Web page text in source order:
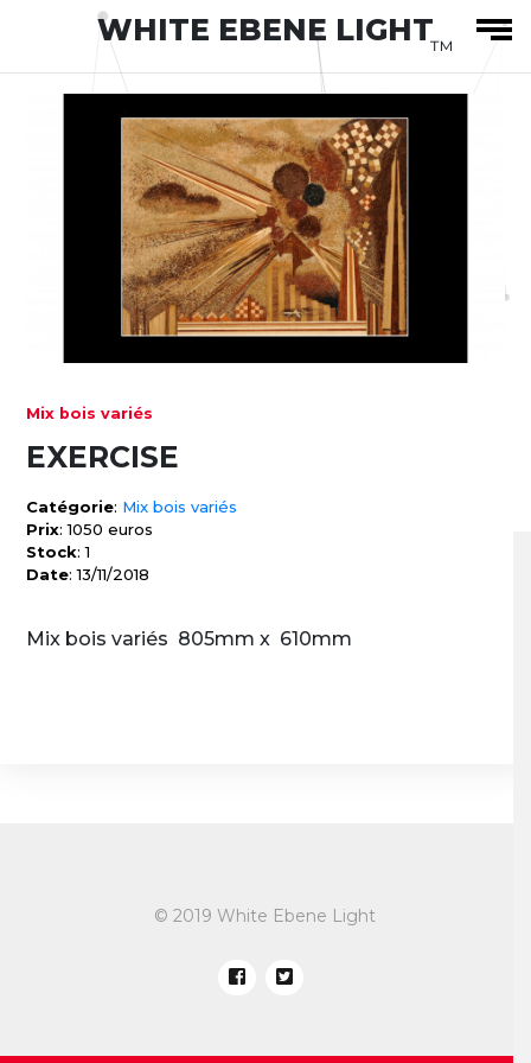
WHITE EBENE LIGHT
™
Mix bois variés
EXERCISE
Catégorie: Mix bois variés
Prix: 1050 euros
Stock: 1
Date: 13/11/2018
Mix bois variés 805mm x 610mm
© 2019 White Ebene Light